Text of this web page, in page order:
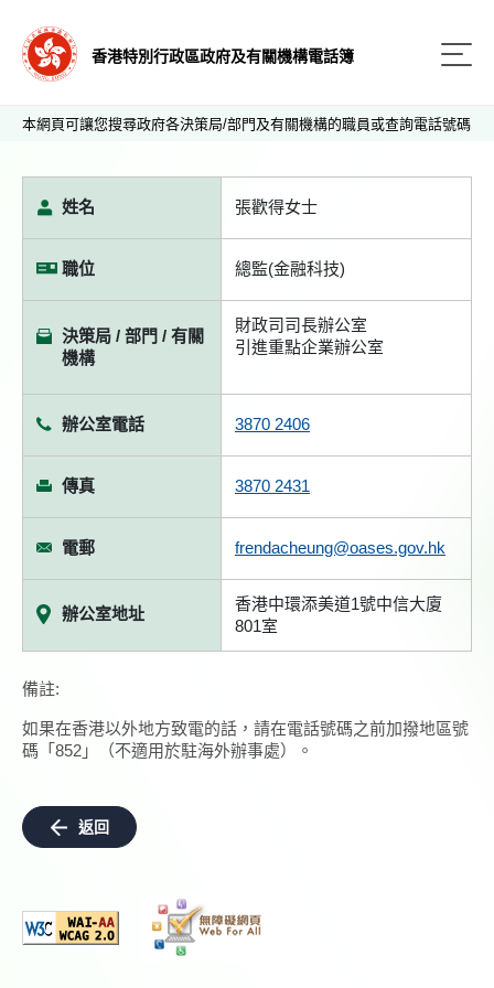
香港特別行政區政府及有關機構電話簿
本網頁可讓您搜尋政府各決策局/部門及有關機構的職員或查詢電話號碼
姓名 張歡得女士
職位 總監(金融科技)
決策局 / 部門 / 有關
機構
財政司司長辦公室
引進重點企業辦公室
辦公室電話 3870 2406
傳真 3870 2431
電郵 frendacheung@oases.gov.hk
辦公室地址
香港中環添美道1號中信大廈
801室
備註:
如果在香港以外地方致電的話，請在電話號碼之前加撥地區號
碼「852」（不適用於駐海外辦事處）。
返回